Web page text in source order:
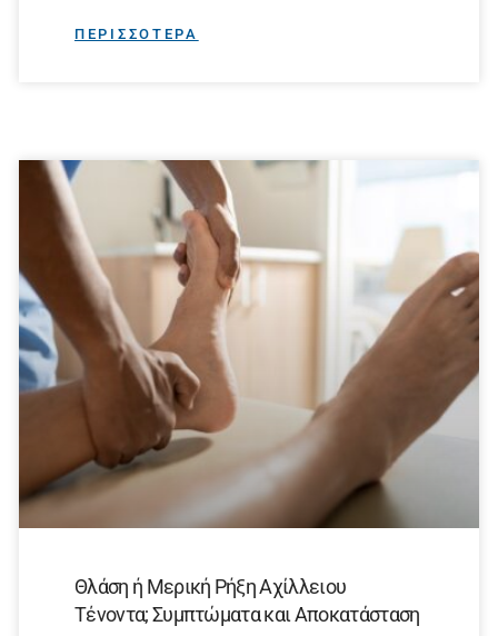
ΠΕΡΙΣΣΟΤΕΡΑ
Θλάση ή Μερική Ρήξη Αχίλλειου
Τένοντα; Συμπτώματα και Αποκατάσταση